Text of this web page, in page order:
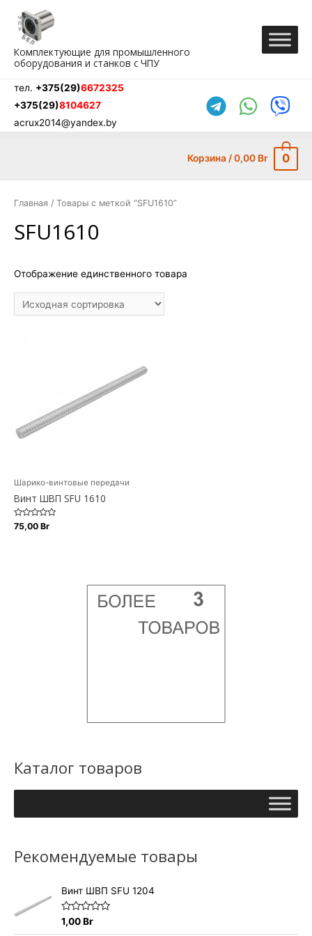
содержимому
Комплектующие для промышленного
оборудования и станков с ЧПУ
тел. +375(29)6672325
+375(29)8104627
acrux2014@yandex.by
Корзина /0,00 Br 0
Каталог товаров
Рекомендуемые товары
Винт ШВП SFU 1204
О
ц
1,00Br
Главная / Товары с меткой “SFU1610”
SFU1610
Отображение единственного товара
Шарико-винтовые передачи
Винт ШВП SFU 1610
Оценка
0
75,00 Br